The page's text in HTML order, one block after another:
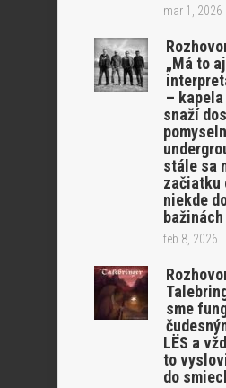
mar 1, 2026
„Má to
–
snaží
stále sa
začiatku
niekde
feb 8, 2026
sme
LËS a
to
do